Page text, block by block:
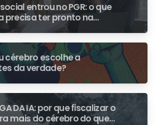
entrou no PGR: o que
precisa ter pronto na
cérebro escolhe a
da verdade?
DA IA: por que fiscalizar o
mais do cérebro do que